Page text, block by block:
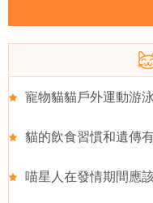
寵物貓貓戶外運動游
貓的飲食習慣和遺傳
喵星人在發情期間應